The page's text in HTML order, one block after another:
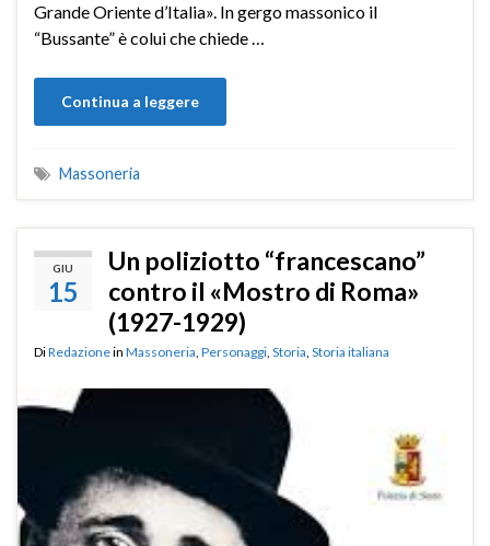
Grande Oriente d’Italia». In gergo massonico il
“Bussante” è colui che chiede …
Continua a leggere
Massoneria
GIU
15
Un poliziotto “francescano”
contro il «Mostro di Roma»
(1927-1929)
DiRedazionein Massoneria, Personaggi, Storia, Storia italiana